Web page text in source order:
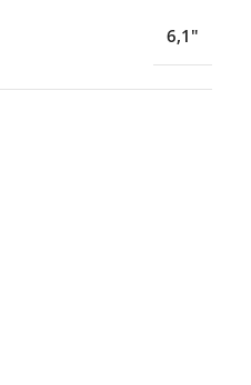
6,1″